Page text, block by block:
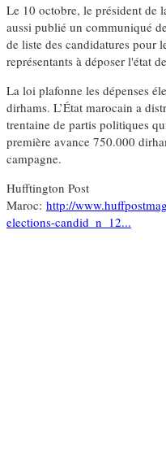
Le 10 octobre, le président de
aussi publié un communiqué
de liste des candidatures pour
représentants à déposer l'état
La loi plafonne les dépenses
dirhams. L’État marocain a
trentaine de partis politiques
première avance 750.000
campagne.
Hufftington Post
Maroc: http://
elections-candid_n_12...